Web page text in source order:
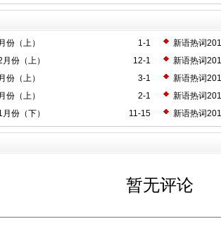
1-1
份（上）
新语热词
12-1
份（上）
新语热词
3-1
份（上）
新语热词
2-1
份（上）
新语热词
11-15
份（下） 新语热词
暂无评论